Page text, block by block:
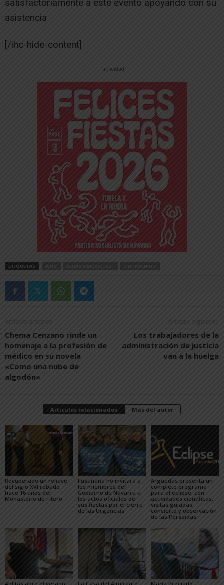
asistencia
[/ihc-hide-content]
-- Publicidad --
ETIQUETAS AJUCI ALHAMA MUSIC FEST CINTRUÉNIGO
Artículo anterior
Chema Cenzano rinde un
homenaje a la profesión de
médico en su novela
«Como una nube de
algodón»
Artículo siguiente
Los trabajadores de la
administración de justicia
van a la huelga
Artículos relacionados Más del autor
Recuperado un relieve
del siglo XVI robado
hace 16 años del
Monasterio de Fitero
Fustiñana no invitará a
los miembros del
Gobierno de Navarra a
los actos oficiales de
sus fiestas por el cierre
de las Urgencias
Arguedas presenta un
completo programa
para el eclipse, con
actividades científicas,
visitas guiadas,
concierto y observación
de las Perseidas